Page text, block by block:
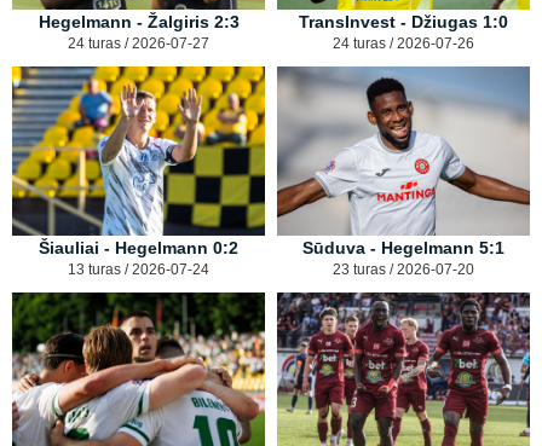
Hegelmann - Žalgiris 2:3
24 turas / 2026-07-27
TransInvest - Džiugas 1:0
24 turas / 2026-07-26
Šiauliai - Hegelmann 0:2
13 turas / 2026-07-24
Sūduva - Hegelmann 5:1
23 turas / 2026-07-20